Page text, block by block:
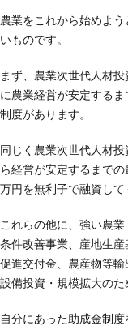
農業をこれから始めよ
いものです。
まず、農業次世代人材
に農業経営が安定する
制度があります。
同じく農業次世代人材
ら経営が安定するまで
万円を無利子で融資して
これらの他に、強い農
条件改善事業、産地生
促進交付金、農産物等
設備投資・規模拡大のた
自分にあった助成金制